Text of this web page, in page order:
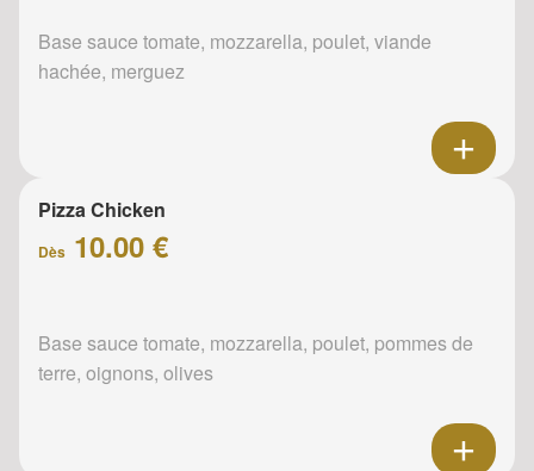
Base sauce tomate, mozzarella, poulet, viande
hachée, merguez
Pizza Chicken
Dès 10.00 €
Base sauce tomate, mozzarella, poulet, pommes de
terre, oignons, olives